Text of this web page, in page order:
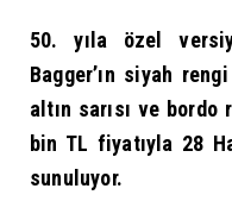
50. yıla özel
Bagger’ın siyah
altın sarısı ve
bin TL fiyatıyla 28
sunuluyor.